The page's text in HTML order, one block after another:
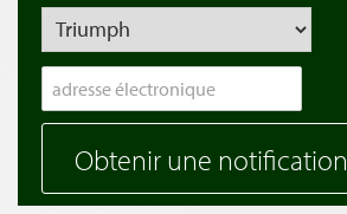
Obtenir une notification